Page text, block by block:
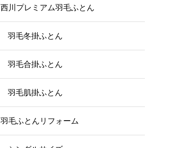
西川プレミアム羽毛ふとん
羽毛冬掛ふとん
羽毛合掛ふとん
羽毛肌掛ふとん
羽毛ふとんリフォーム